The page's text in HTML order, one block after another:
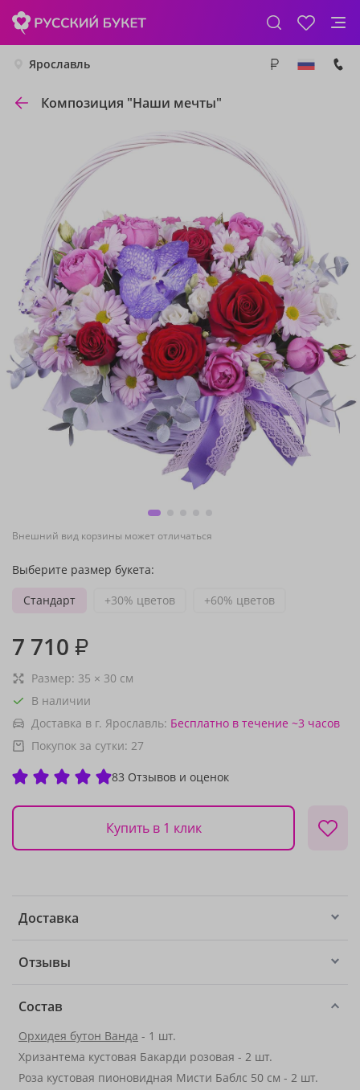
Ярославль
Композиция "Наши мечты"
Внешний вид корзины может отличаться
Выберите размер букета:
Стандарт
+30% цветов +60% цветов
7 710 ₽
Размер: 35 × 30 см
В наличии
Доставка в г. Ярославль: Бесплатно в течение ~3 часов
Покупок за сутки: 27
83 Отзывов и оценок
Купить в 1 клик
Доставка
Отзывы
Состав
Орхидея бутон Ванда - 1 шт.
Хризантема кустовая Бакарди розовая - 2 шт.
Роза кустовая пионовидная Мисти Баблс 50 см - 2 шт.